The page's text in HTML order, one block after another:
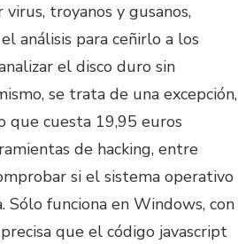
troyanos y gusanos,
análisis para ceñirlo a los
el disco duro sin
se trata de una excepción,
que cuesta 19,95 euros
de hacking, entre
si el sistema operativo
funciona en Windows, con
que el código javascript